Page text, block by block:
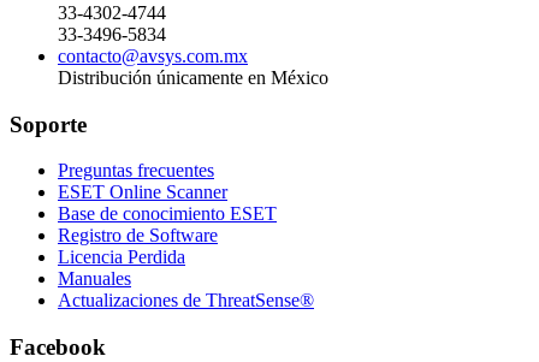
33-4302-4744
33-3496-5834
contacto@avsys.com.mx
Distribución únicamente en México
Soporte
Preguntas frecuentes
ESET Online Scanner
Base de conocimiento ESET
Registro de Software
Licencia Perdida
Manuales
Actualizaciones de ThreatSense®
Facebook